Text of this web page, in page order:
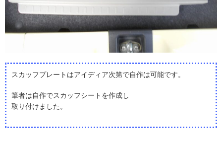
スカッフプレートはアイディア次第で自作は可能です。
筆者は自作でスカッフシートを作成し
取り付けました。